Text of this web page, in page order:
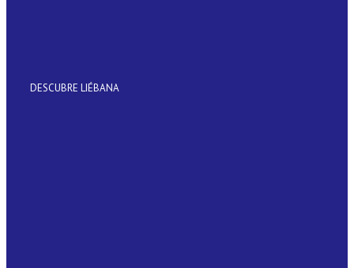
DESCUBRE LIÉBANA